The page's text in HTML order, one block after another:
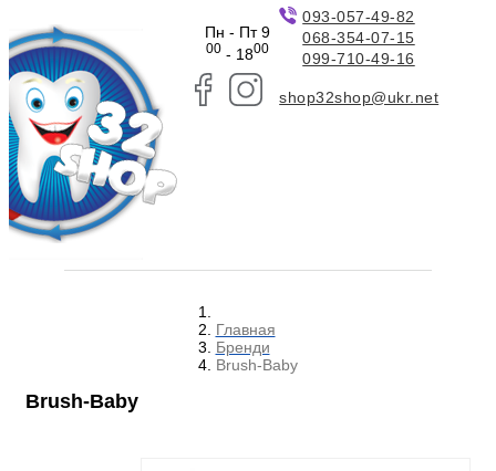
Пн - Пт 9
00- 1800
093-057-49-82
068-354-07-15
099-710-49-16
shop32shop@ukr.net
Главная
Бренди
Brush-Baby
Brush-Baby